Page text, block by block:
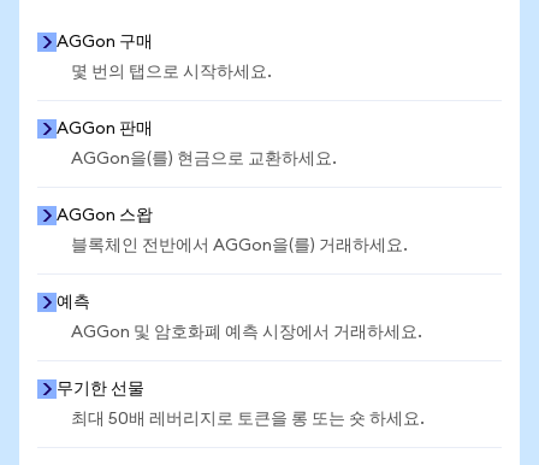
AGGon 구매
몇 번의 탭으로 시작하세요.
AGGon 판매
AGGon을(를) 현금으로 교환하세요.
AGGon 스왑
블록체인 전반에서 AGGon을(를) 거래하세요.
예측
AGGon 및 암호화폐 예측 시장에서 거래하세요.
무기한 선물
최대 50배 레버리지로 토큰을 롱 또는 숏 하세요.